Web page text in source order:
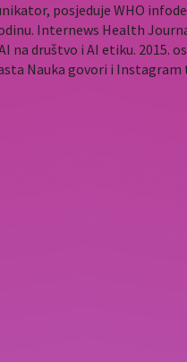
posjeduje WHO
Internews Health
društvo i AI etiku. 2015.
Nauka govori i Instagram